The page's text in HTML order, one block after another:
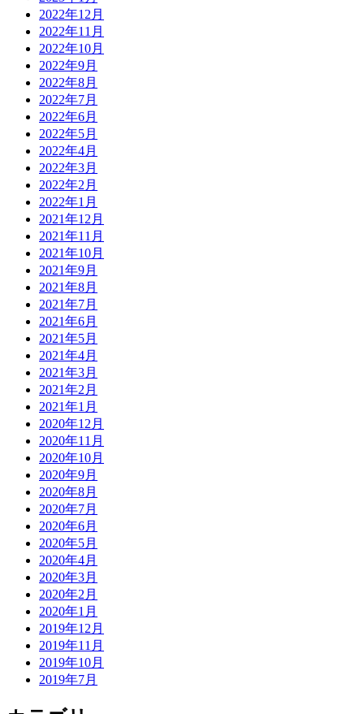
2022年12月
2022年11月
2022年10月
2022年9月
2022年8月
2022年7月
2022年6月
2022年5月
2022年4月
2022年3月
2022年2月
2022年1月
2021年12月
2021年11月
2021年10月
2021年9月
2021年8月
2021年7月
2021年6月
2021年5月
2021年4月
2021年3月
2021年2月
2021年1月
2020年12月
2020年11月
2020年10月
2020年9月
2020年8月
2020年7月
2020年6月
2020年5月
2020年4月
2020年3月
2020年2月
2020年1月
2019年12月
2019年11月
2019年10月
2019年7月